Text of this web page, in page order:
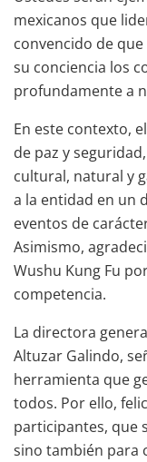
mexicanos que
convencido de
su conciencia los
profundamente a
En este contexto,
de paz y
cultural, natural y
a la entidad en un
eventos de
Asimismo,
Wushu Kung Fu
competencia.
La directora
Altuzar Galindo,
herramienta que
todos. Por ello,
participantes, que
sino también para